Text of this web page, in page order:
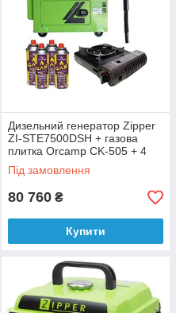
Дизельний генератор Zipper
ZI-STE7500DSH + газова
плитка Orcamp CK-505 + 4
газових картриджа 400 мл
Під замовлення
80 760 ₴
Купити